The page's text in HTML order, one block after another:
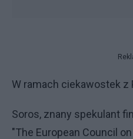
W ramach ciekawostek z
Soros, znany spekulant
"The European Council